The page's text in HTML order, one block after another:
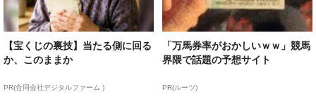
【宝くじの裏技】当たる側に回る
か、このままか
PR(合同会社デジタルファーム )
「万馬券率がおかしいｗｗ」競馬
界隈で話題の予想サイト
PR(ルーツ)